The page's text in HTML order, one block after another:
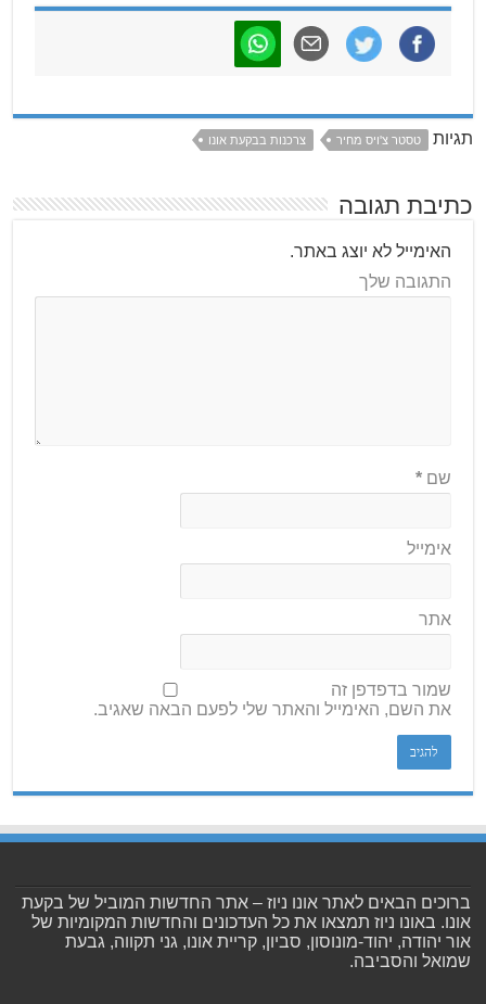
תגיות טסטר צ'ויס מחיר צרכנות בבקעת אונו
כתיבת תגובה
האימייל לא יוצג באתר.
התגובה שלך
שם*
אימייל
אתר
שמור בדפדפן זה
את השם, האימייל והאתר שלי לפעם הבאה שאגיב.
ברוכים הבאים לאתר אונו ניוז – אתר החדשות המוביל של בקעת
אונו. באונו ניוז תמצאו את כל העדכונים והחדשות המקומיות של
אור יהודה, יהוד-מונוסון, סביון, קריית אונו, גני תקווה, גבעת
שמואל והסביבה.